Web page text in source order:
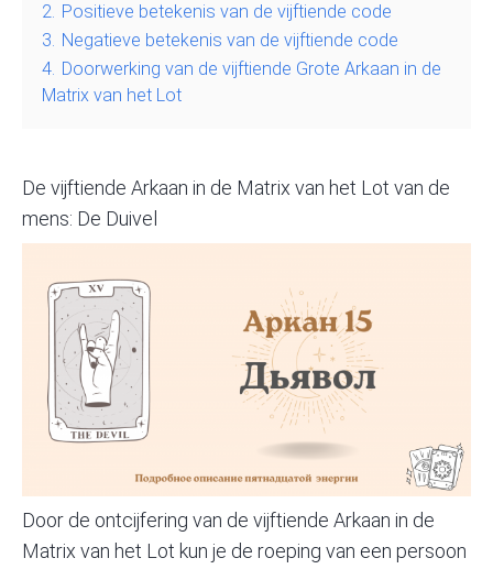
2. Positieve betekenis van de vijftiende code
3. Negatieve betekenis van de vijftiende code
4. Doorwerking van de vijftiende Grote Arkaan in de
Matrix van het Lot
De vijftiende Arkaan in de Matrix van het Lot van de
mens: De Duivel
Door de ontcijfering van de vijftiende Arkaan in de
Matrix van het Lot kun je de roeping van een persoon